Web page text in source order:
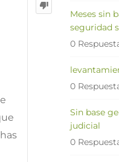
Meses sin
seguridad
0
0
Sin base
judicial
0